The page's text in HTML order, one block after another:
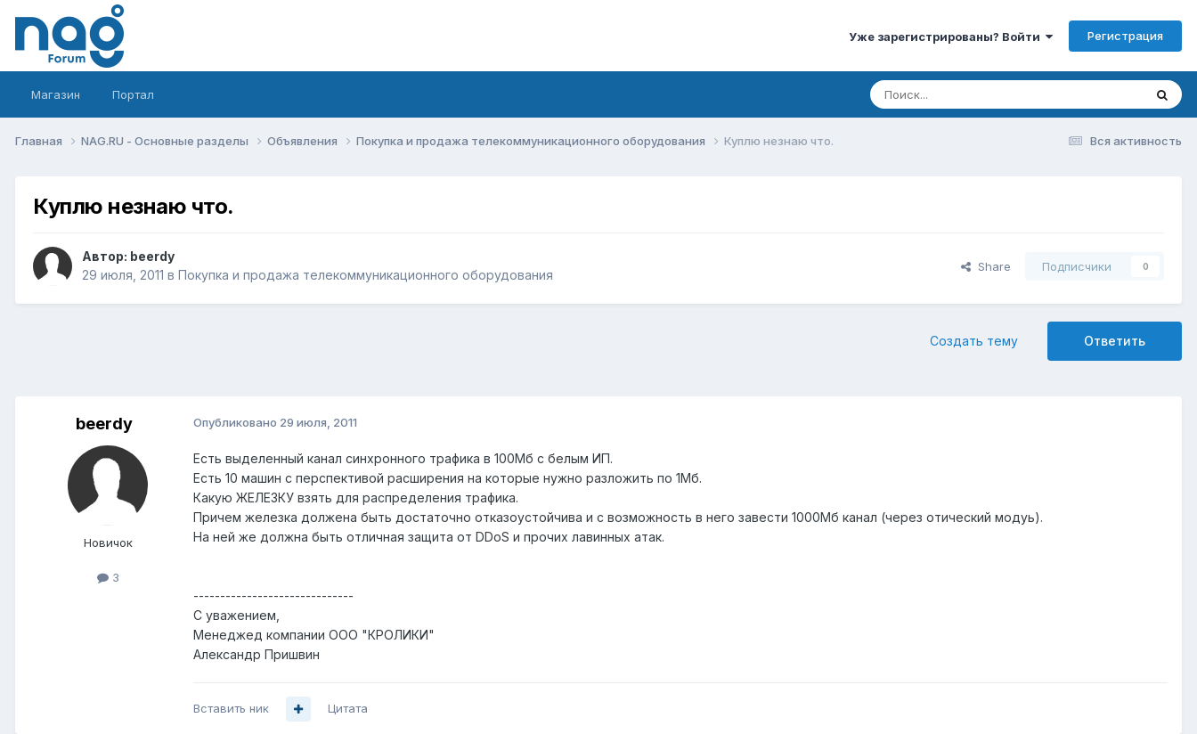
Уже зарегистрированы? Войти Регистрация
Магазин Портал
Вся активность
Главная NAG.RU - Основные разделы Объявления Покупка и продажа телекоммуникационного оборудования Куплю незнаю что.
Куплю незнаю что.
Автор: beerdy
29 июля, 2011 в Покупка и продажа телекоммуникационного оборудования
Share Подписчики 0
Ответить
Создать тему
beerdy
Новичок
3
Опубликовано 29 июля, 2011
Есть выделенный канал синхронного трафика в 100Мб с белым ИП.
Есть 10 машин с перспективой расширения на которые нужно разложить по 1Мб.
Какую ЖЕЛЕЗКУ взять для распределения трафика.
Причем железка должена быть достаточно отказоустойчива и с возможность в него завести 1000Мб канал (через отический модуь).
На ней же должна быть отличная защита от DDoS и прочих лавинных атак.
------------------------------
С уважением,
Менеджед компании ООО "КРОЛИКИ"
Александр Пришвин
Вставить ник Цитата